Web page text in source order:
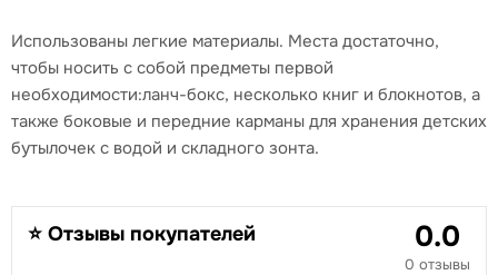
Использованы легкие материалы. Места достаточно,
чтобы носить с собой предметы первой
необходимости:ланч-бокс, несколько книг и блокнотов, а
также боковые и передние карманы для хранения детских
бутылочек с водой и складного зонта.
⭐ Отзывы покупателей 0.0
0 отзывы